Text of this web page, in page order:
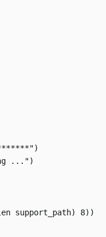
...")
support_path) 8))